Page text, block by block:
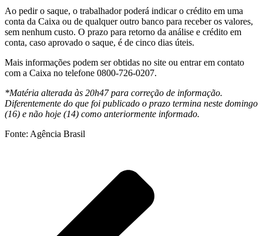
Ao pedir o saque, o trabalhador poderá indicar o crédito em uma
conta da Caixa ou de qualquer outro banco para receber os valores,
sem nenhum custo. O prazo para retorno da análise e crédito em
conta, caso aprovado o saque, é de cinco dias úteis.
Mais informações podem ser obtidas no site ou entrar em contato
com a Caixa no telefone 0800-726-0207.
*Matéria alterada às 20h47 para correção de informação.
Diferentemente do que foi publicado o prazo termina neste domingo
(16) e não hoje (14) como anteriormente informado.
Fonte: Agência Brasil